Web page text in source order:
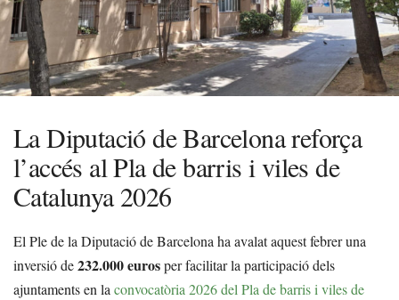
La Diputació de Barcelona reforça
l’accés al Pla de barris i viles de
Catalunya 2026
El Ple de la Diputació de Barcelona ha avalat aquest febrer una
inversió de232.000 eurosper facilitar la participació dels
ajuntaments en la convocatòria 2026 del Pla de barris i viles de